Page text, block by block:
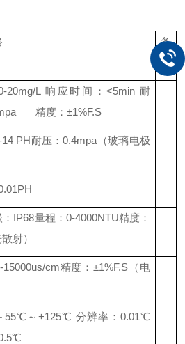
备
注
20mg/L 响应时间：<5min 耐
精度：±1%F.S
14 PH耐压：0.4mpa （玻璃电极
IP68量程： 0-4000NTU精度：
散射）
15000us/cm精度：±1%F.S （电
55℃～ +125℃ 分辨率： 0.01℃
℃